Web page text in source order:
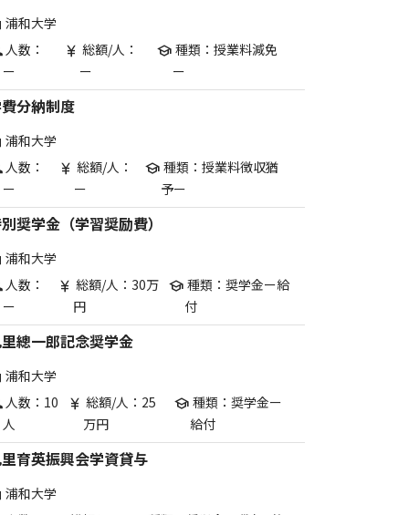
浦和大学
人数：
ー
currency_yen 総額/人：
ー
school 種類：授業料減免
ー
分納制度
浦和大学
人数：
ー
currency_yen 総額/人：
ー
school 種類：授業料徴収猶
予ー
奨学金（学習奨励費）
浦和大学
人数：
ー
currency_yen 総額/人：30万
円
school 種類：奨学金ー給
付
總一郎記念奨学金
浦和大学
人数：10
人
currency_yen 総額/人：25
万円
school 種類：奨学金ー
給付
育英振興会学資貸与
浦和大学